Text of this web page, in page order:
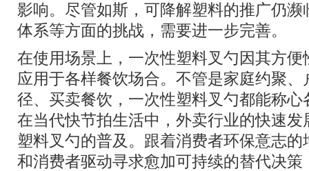
影响。尽管如斯，可降解塑料的推广仍
体系等方面的挑战，需要进一步完善。
在使用场景上，一次性塑料叉勺因其方
应用于各样餐饮场合。不管是家庭约聚
径、买卖餐饮，一次性塑料叉勺都能称
在当代快节拍生活中，外卖行业的快速
塑料叉勺的普及。跟着消费者环保意志
和消费者驱动寻求愈加可持续的替代决